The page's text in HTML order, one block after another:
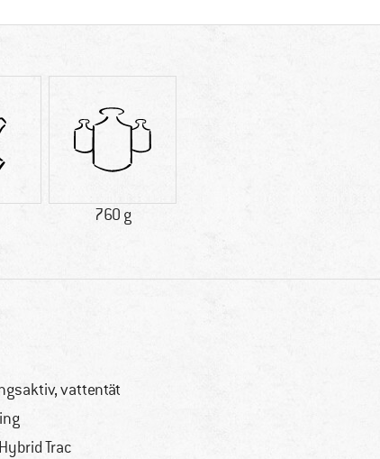
760 g
vattentät
Trac